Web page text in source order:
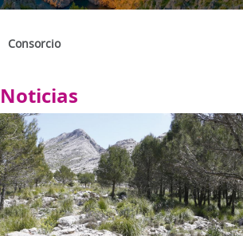
Consorcio
Noticias